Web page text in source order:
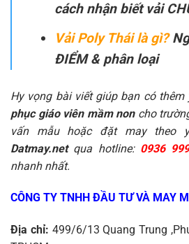
cách nhận biết vải
Vải Poly Thái là gì?
ĐIỂM & phân loại
Hy vọng bài viết giúp bạn có
phục giáo viên mầm noncho
vấn mẫu hoặc đặt may theo
Datmay.netqua hotline: 0936
nhanh nhất.
CÔNG TY TNHH ĐẦU TƯ VÀ MAY
Địa chỉ: 499/6/13 Quang Trung